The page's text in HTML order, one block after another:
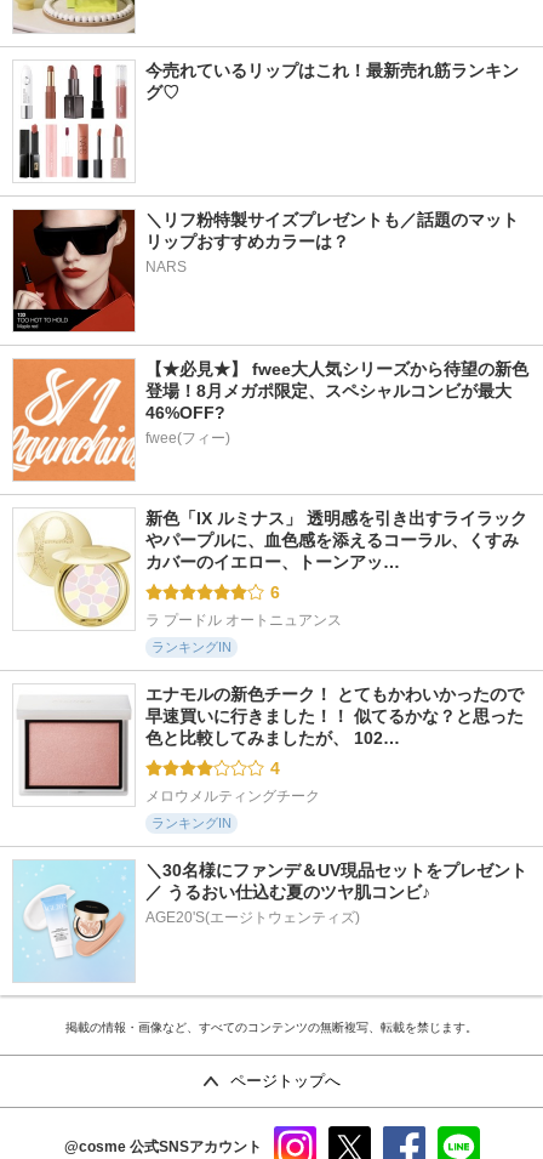
今売れているリップはこれ！最新売れ筋ランキン
グ♡
＼リフ粉特製サイズプレゼントも／話題のマット
リップおすすめカラーは？
NARS
【★必見★】 fwee大人気シリーズから待望の新色
登場！8月メガポ限定、スペシャルコンビが最大
46%OFF?
fwee(フィー)
新色「IX ルミナス」 透明感を引き出すライラック
やパープルに、血色感を添えるコーラル、くすみ
カバーのイエロー、トーンアッ…
6
ラ プードル オートニュアンス
ランキングIN
エナモルの新色チーク！ とてもかわいかったので
早速買いに行きました！！ 似てるかな？と思った
色と比較してみましたが、 102…
4
メロウメルティングチーク
ランキングIN
＼30名様にファンデ＆UV現品セットをプレゼント
／ うるおい仕込む夏のツヤ肌コンビ♪
AGE20'S(エージトウェンティズ)
掲載の情報・画像など、すべてのコンテンツの無断複写、転載を禁じます。
ページトップへ
@cosme 公式SNSアカウント